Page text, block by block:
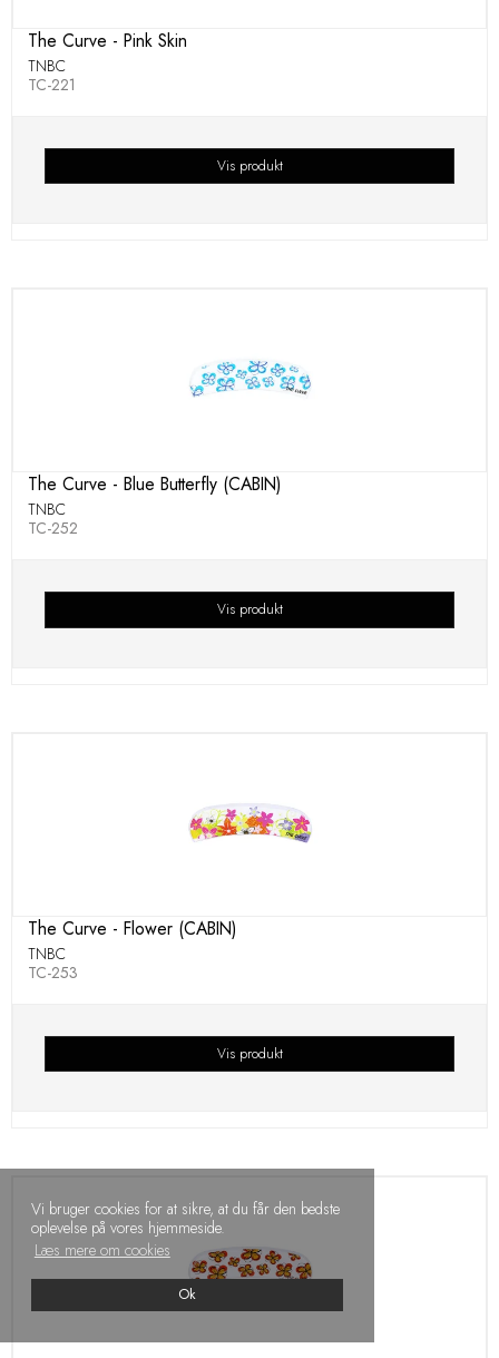
Vi bruger cookies for at sikre, at du får den bedste
oplevelse på vores hjemmeside.
Læs mere om cookies
Ok
The Curve - Pink Skin
TNBC
TC-221
Vis produkt
The Curve - Blue Butterfly (CABIN)
TNBC
TC-252
Vis produkt
The Curve - Flower (CABIN)
TNBC
TC-253
Vis produkt